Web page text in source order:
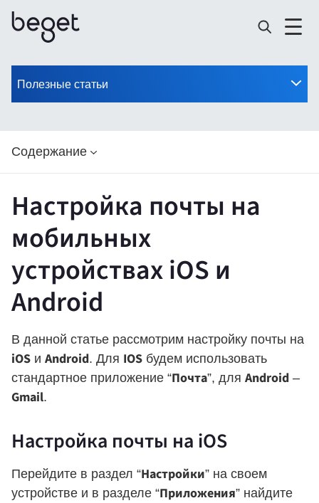
Полезные статьи
Содержание
Настройка почты на
мобильных
устройствах iOS и
Android
В данной статье рассмотрим настройку почты на
iOS и Android. Для IOS будем использовать
стандартное приложение “Почта”, для Android –
Gmail.
Настройка почты на iOS
Перейдите в раздел “Настройки” на своем
устройстве и в разделе “Приложения” найдите